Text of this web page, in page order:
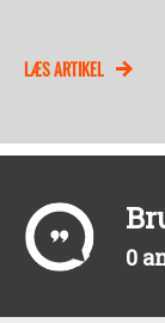
LÆS ARTIKEL
0